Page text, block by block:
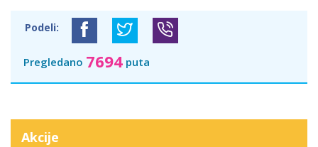
Podeli:
Pregledano 7694 puta
Akcije